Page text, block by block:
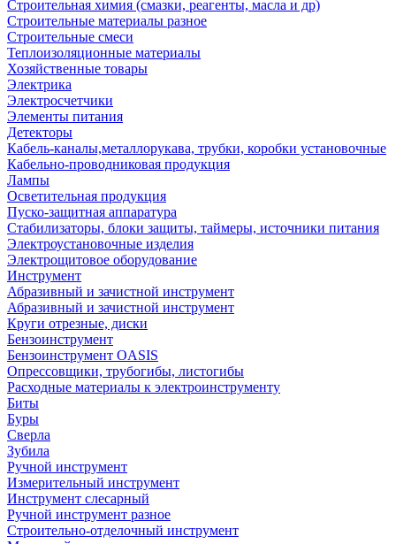
Строительная химия (смазки, реагенты, масла и др)
Строительные материалы разное
Строительные смеси
Теплоизоляционные материалы
Хозяйственные товары
Электрика
Электросчетчики
Элементы питания
Детекторы
Кабель-каналы,металлорукава, трубки, коробки установочные
Кабельно-проводниковая продукция
Лампы
Осветительная продукция
Пуско-защитная аппаратура
Стабилизаторы, блоки защиты, таймеры, источники питания
Электроустановочные изделия
Электрощитовое оборудование
Инструмент
Абразивный и зачистной инструмент
Абразивный и зачистной инструмент
Круги отрезные, диски
Бензоинструмент
Бензоинструмент OASIS
Опрессовщики, трубогибы, листогибы
Расходные материалы к электроинструменту
Биты
Буры
Сверла
Зубила
Ручной инструмент
Измерительный инструмент
Инструмент слесарный
Ручной инструмент разное
Строительно-отделочный инструмент